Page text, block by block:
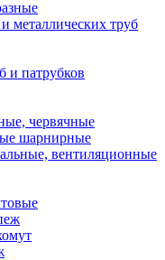
металлических труб
и патрубков
червячные
шарнирные
вентиляционные